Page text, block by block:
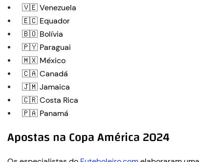
🇻🇪 Venezuela
🇪🇨 Equador
🇧🇴 Bolívia
🇵🇾 Paraguai
🇲🇽 México
🇨🇦 Canadá
🇯🇲 Jamaica
🇨🇷 Costa Rica
🇵🇦 Panamá
Apostas na Copa América 2024